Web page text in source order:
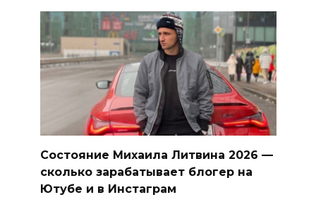
Состояние Михаила Литвина 2026 —
сколько зарабатывает блогер на
Ютубе и в Инстаграм